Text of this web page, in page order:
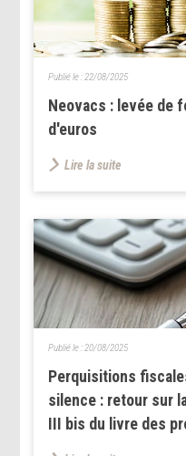
Neovacs : levée de
d'euros
Publié le : 22/08/2025
Lire la suite
Perquisitions
silence : retour sur
III bis du livre des
Publié le : 20/08/2025